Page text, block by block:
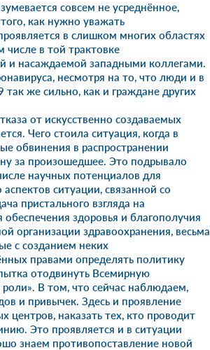
совсем не усреднённое,
как нужно уважать
в слишком многих областях
в той трактовке
и насаждаемой западными коллегами.
несмотря на то, что люди и в
же сильно, как и граждане других
от искусственно создаваемых
Чего стоила ситуация, когда в
обвинения в распространении
за произошедшее. Это подрывало
научных потенциалов для
ситуации, связанной со
пристального взгляда на
здоровья и благополучия
организации здравоохранения, весьма
с созданием неких
правами определять политику
отодвинуть Всемирную
В том, что сейчас наблюдаем,
и привычек. Здесь и проявление
центров, наказать тех, кто проводит
Это проявляется и в ситуации
знаем противопоставление новой